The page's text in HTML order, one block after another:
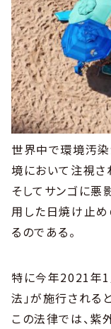
世界中で環境汚
境において注視さ
そしてサンゴに
用した日焼け止
るのである。
特に今年2021年1
法」が施行される
この法律では、紫